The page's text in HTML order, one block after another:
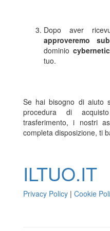
Dopo aver
approveremo
dominio
tuo.
Se hai bisogno di aiuto
procedura di
trasferimento, i nostri
completa disposizione, ti
ILTUO.IT
Privacy Policy | Cookie